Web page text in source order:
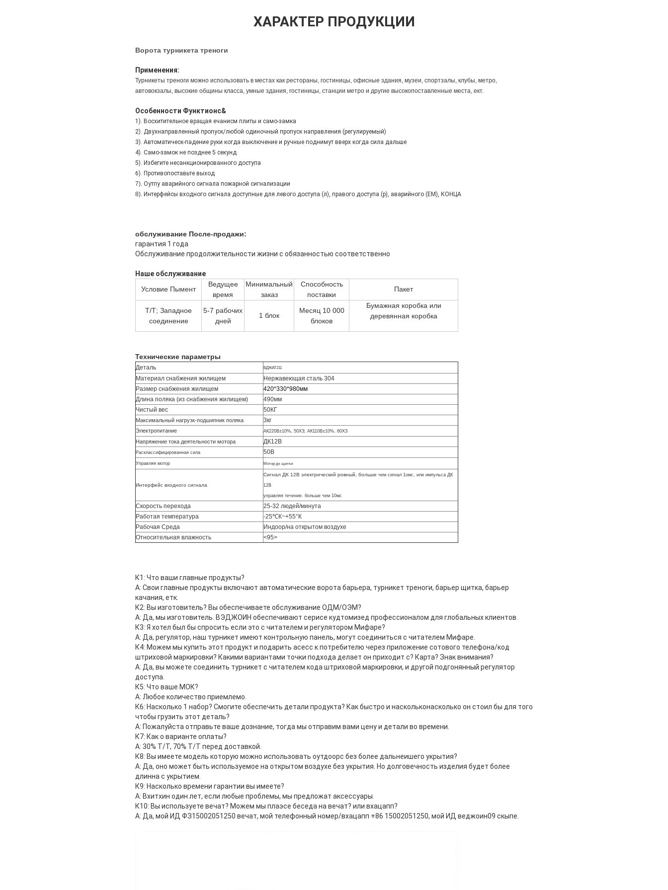
ХАРАКТЕР ПРОДУКЦИИ
Ворота турникета треноги
Применения:
Турникеты треноги можно использовать в местах как рестораны, гостиницы, офисные здания, музеи, спортзалы, клубы, метро,
автовокзалы, высокие общины класса, умные здания, гостиницы, станции метро и другие высокопоставленные места, ект.
Особенности Функтионс&
1). Восхитительное вращая ечанисм плиты и само-замка
2). Двухнаправленный пропуск/любой одиночный пропуск направления (регулируемый)
3). Автоматическ-падение руки когда выключение и ручные поднимут вверх когда сила дальше
4). Само-замок не позднее 5 секунд
5). Избегите несанкционированного доступа
6). Противопоставьте выход
7). Оутпу аварийного сигнала пожарной сигнализации
8). Интерфейсы входного сигнала доступные для левого доступа (л), правого доступа (р), аварийного (EM), КОНЦА
обслуживание После-продажи:
гарантия 1 года
Обслуживание продолжительности жизни с обязанностью соответственно
Наше обслуживание
Условие Пымент
Ведущее
время
Минимальный
заказ
Способность
поставки
Пакет
Т/Т; Западное
соединение
5-7 рабочих
дней
1 блок
Месяц 10 000
блоков
Бумажная коробка или
деревянная коробка
Технические параметры
Деталь ВДЖАТ211
Материал снабжения жилищем
Нержавеющая сталь 304
Размер снабжения жилищем
420*330*980мм
Длина поляка (из снабжения жилищем)
490мм
Чистый вес
50КГ
Максимальный нагрузк-подшипник поляка 3кг
Электропитание АК220В±10%, 50ХЗ; АК110В±10%, 60ХЗ
Напряжение тока деятельности мотора ДК12В
Расклассифицированная сила 50В
Управляя мотор Мотор дк щетки
Интерфейс входного сигнала
Сигнал ДК 12В электрический ровный, больше чем сигнал 1омс, или импульса ДК
12В
управляя течение. больше чем 10мс
Скорость перехода
25-32 людей/минута
Работая температура
-25℃К~+55°К
Рабочая Среда
Индоор/на открытом воздухе
Относительная влажность
<95>
К1: Что ваши главные продукты?
А: Свои главные продукты включают автоматические ворота барьера, турникет треноги, барьер щитка, барьер
качания, етк.
К2: Вы изготовитель? Вы обеспечиваете обслуживание ОДМ/ОЭМ?
А: Да, мы изготовитель. ВЭДЖОИН обеспечивают серисе кудтомизед профессионалом для глобальных клиентов.
К3: Я хотел был бы спросить если это с читателем и регулятором Мифаре?
А: Да, регулятор, наш турникет имеют контрольную панель, могут соединиться с читателем Мифаре.
К4: Можем мы купить этот продукт и подарить асесс к потребителю через приложение сотового телефона/код
штриховой маркировки? Какими вариантами точки подхода делает он приходит с? Карта? Знак внимания?
А: Да, вы можете соединить турникет с читателем кода штриховой маркировки, и другой подгонянный регулятор
доступа.
К5: Что ваше МОК?
А: Любое количество приемлемо.
К6: Насколько 1 набор? Смогите обеспечить детали продукта? Как быстро и наскольконасколько он стоил бы для того
чтобы грузить этот деталь?
А: Пожалуйста отправьте ваше дознание, тогда мы отправим вами цену и детали во времени.
К7: Как о варианте оплаты?
А: 30% Т/Т, 70% Т/Т перед доставкой.
К8: Вы имеете модель которую можно использовать оутдоорс без более дальнеишего укрытия?
А: Да, оно может быть используемое на открытом воздухе без укрытия. Но долговечность изделия будет более
длинна с укрытием.
К9: Насколько времени гарантии вы имеете?
А: Вхитхин один лет, если любые проблемы, мы предложат аксессуары.
К10: Вы используете вечат? Можем мы плаэсе беседа на вечат? или вхацапп?
А: Да, мой ИД ФЗ15002051250 вечат, мой телефонный номер/вхацапп +86 15002051250, мой ИД веджоин09 скыпе.